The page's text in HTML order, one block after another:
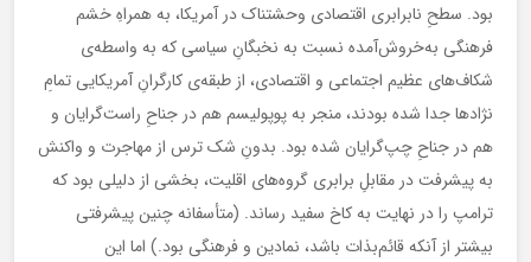
بود. سطحِ نابرابری اقتصادی وحشتناک در آمریکا، به همراهِ خشم
فرهنگی به‌خروش‌آمده نسبت به نخبگانِ سیاسی که به واسطه‌ی
شکاف‌های عظیم اجتماعی و اقتصادی، از طبقه‌ی کارگرانِ آمریکایی تمامِ
نژادها جدا شده بودند، منجر به پوپولیسم هم در جناحِ راست‌گرایان و
هم در جناحِ چپ‌گرایان شده بود. بدونِ شک ترس از مهاجرت و واکنش
به پیشرفت در مقابلِ برابری گروه‌های اقلیت، بخشی از دلیلی بود که
ترامپ را در نهایت به کاخ سفید رساند. (متأسفانه چنین پیشرفتی
بیشتر از آنکه قائم‌بذات باشد، نمادین و فرهنگی بود.) اما این